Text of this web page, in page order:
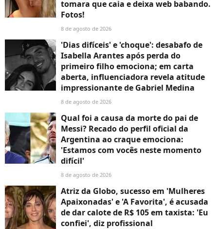
tomara que caia e deixa web babando.
Fotos!
8 de agosto de 2026
'Dias difíceis' e 'choque': desabafo de
Isabella Arantes após perda do
primeiro filho emociona; em carta
aberta, influenciadora revela atitude
impressionante de Gabriel Medina
8 de agosto de 2026
Qual foi a causa da morte do pai de
Messi? Recado do perfil oficial da
Argentina ao craque emociona:
'Estamos com vocês neste momento
difícil'
8 de agosto de 2026
Atriz da Globo, sucesso em 'Mulheres
Apaixonadas' e 'A Favorita', é acusada
de dar calote de R$ 105 em taxista: 'Eu
confiei', diz profissional